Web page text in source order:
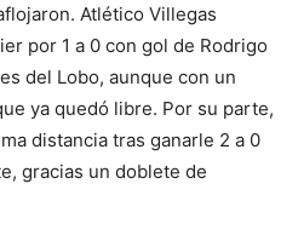
Atlético Villegas
por 1 a 0 con gol de Rodrigo
del Lobo, aunque con un
ya quedó libre. Por su parte,
distancia tras ganarle 2 a 0
gracias un doblete de